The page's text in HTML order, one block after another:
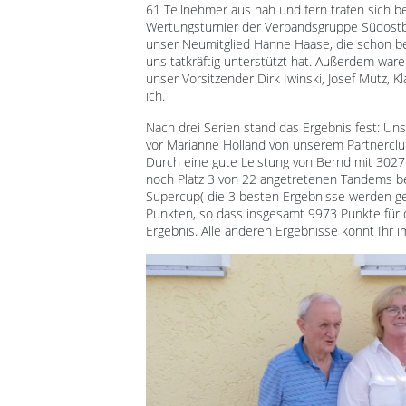
61 Teilnehmer aus nah und fern trafen sich
Wertungsturnier der Verbandsgruppe
unser Neumitglied Hanne Haase, die schon
uns tatkräftig unterstützt hat. Außerdem
unser Vorsitzender Dirk Iwinski, Josef Mutz,
ich.
Nach drei Serien stand das Ergebnis fest:
vor Marianne Holland von unserem
Durch eine gute Leistung von Bernd mit
noch Platz 3 von 22 angetretenen Tandems
Supercup( die 3 besten Ergebnisse werden
Punkten, so dass insgesamt 9973 Punkte
Ergebnis. Alle anderen Ergebnisse könnt Ihr